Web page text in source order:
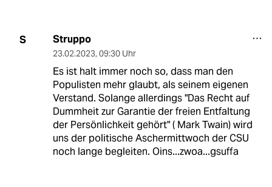
S Struppo
23.02.2023, 09:30 Uhr
Es ist halt immer noch so, dass man den
Populisten mehr glaubt, als seinem eigenen
Verstand. Solange allerdings "Das Recht auf
Dummheit zur Garantie der freien Entfaltung
der Persönlichkeit gehört" ( Mark Twain) wird
uns der politische Aschermittwoch der CSU
noch lange begleiten. Oins...zwoa...gsuffa